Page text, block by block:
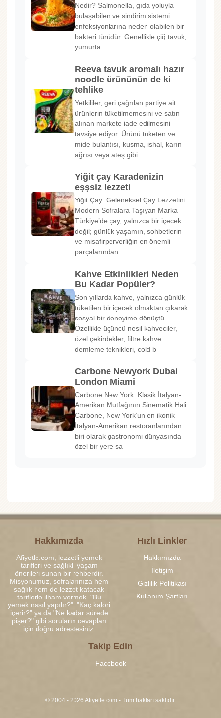
Nedir? Salmonella, gıda yoluyla
bulaşabilen ve sindirim sistemi
enfeksiyonlarına neden olabilen bir
bakteri türüdür. Genellikle çiğ tavuk,
yumurta
Reeva tavuk aromalı hazır
noodle ürününün de ki
tehlike
Yetkililer, geri çağrılan partiye ait
ürünlerin tüketilmemesini ve satın
alınan markete iade edilmesini
tavsiye ediyor. Ürünü tüketen ve
mide bulantısı, kusma, ishal, karın
ağrısı veya ateş gibi
Yiğit çay Karadenizin
eşşsiz lezzeti
Yiğit Çay: Geleneksel Çay Lezzetini
Modern Sofralara Taşıyan Marka
Türkiye’de çay, yalnızca bir içecek
değil; günlük yaşamın, sohbetlerin
ve misafirperverliğin en önemli
parçalarından
Kahve Etkinlikleri Neden
Bu Kadar Popüler?
Son yıllarda kahve, yalnızca günlük
tüketilen bir içecek olmaktan çıkarak
sosyal bir deneyime dönüştü.
Özellikle üçüncü nesil kahveciler,
özel çekirdekler, filtre kahve
demleme teknikleri, cold b
Carbone Newyork Dubai
London Miami
Carbone New York: Klasik İtalyan-
Amerikan Mutfağının Sinematik Hali
Carbone, New York’un en ikonik
İtalyan-Amerikan restoranlarından
biri olarak gastronomi dünyasında
özel bir yere sa
Hakkımızda
Afiyetle.com, lezzetli yemek
tarifleri ve sağlıklı yaşam
önerileri sunan bir rehberdir.
Misyonumuz, sofralarınıza hem
sağlık hem de lezzet katacak
tariflerle ilham vermek. "Bu
yemek nasıl yapılır?", "Kaç kalori
içerir?" ya da "Ne kadar sürede
pişer?" gibi soruların cevapları
için doğru adrestesiniz.
Hızlı Linkler
Hakkımızda
İletişim
Gizlilik Politikası
Kullanım Şartları
Takip Edin
Facebook
© 2004 - 2026 Afiyetle.com - Tüm hakları saklıdır.